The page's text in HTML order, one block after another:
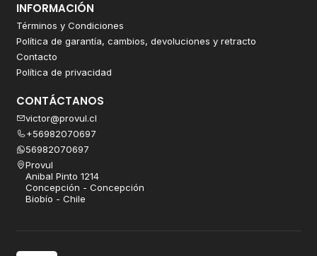
INFORMACIÓN
Términos y Condiciones
Política de garantía, cambios, devoluciones y retracto
Contacto
Política de privacidad
CONTÁCTANOS
victor@provul.cl
+56982070697
56982070697
Provul
Anibal Pinto 1214
Concepción - Concepción
Biobío - Chile